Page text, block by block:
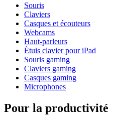
Souris
Claviers
Casques et écouteurs
Webcams
Haut-parleurs
Étuis clavier pour iPad
Souris gaming
Claviers gaming
Casques gaming
Microphones
Pour la productivité